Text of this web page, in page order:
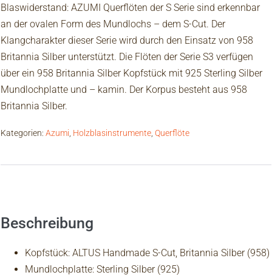
Blaswiderstand: AZUMI Querflöten der S Serie sind erkennbar
an der ovalen Form des Mundlochs – dem S-Cut. Der
Klangcharakter dieser Serie wird durch den Einsatz von 958
Britannia Silber unterstützt. Die Flöten der Serie S3 verfügen
über ein 958 Britannia Silber Kopfstück mit 925 Sterling Silber
Mundlochplatte und – kamin. Der Korpus besteht aus 958
Britannia Silber.
Kategorien: Azumi, Holzblasinstrumente, Querflöte
Beschreibung
Kopfstück: ALTUS Handmade S-Cut, Britannia Silber (958)
Mundlochplatte: Sterling Silber (925)